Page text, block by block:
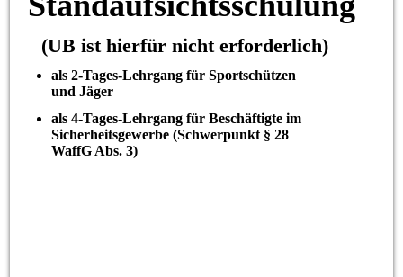
(UB ist hierfür nicht erforderlich)
als 2-Tages-Lehrgang für Sportschützen
und Jäger
als 4-Tages-Lehrgang für Beschäftigte im
Sicherheitsgewerbe (Schwerpunkt § 28
WaffG Abs. 3)